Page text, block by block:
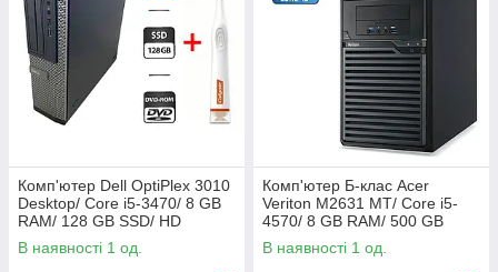
Комп'ютер Dell OptiPlex 3010
Desktop/ Core i5-3470/ 8 GB
RAM/ 128 GB SSD/ HD
2500+Зубна щітка
В наявності 1 од.
Комп'ютер Б-клас Acer
Veriton M2631 MT/ Core i5-
4570/ 8 GB RAM/ 500 GB
HDD/ HD 4600
В наявності 1 од.